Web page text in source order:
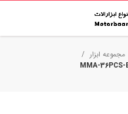
مجموعه ابزار